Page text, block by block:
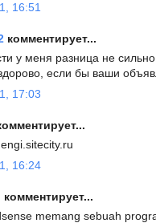
16:51
комментирует...
у меня разница не сильно
если бы ваши
17:03
16:24
комментирует...
memang sebuah